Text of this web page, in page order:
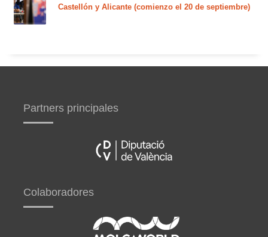
Castellón y Alicante (comienzo el 20 de septiembre)
Partners principales
Colaboradores